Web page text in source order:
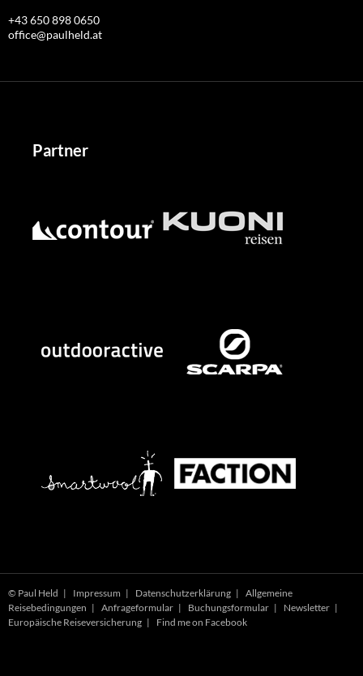
+43 650 898 0650
office@paulheld.at
Partner
© Paul Held | Impressum | Datenschutzerklärung | Allgemeine
Reisebedingungen | Anfrageformular | Buchungsformular | Newsletter |
Europäische Reiseversicherung | Find me on Facebook